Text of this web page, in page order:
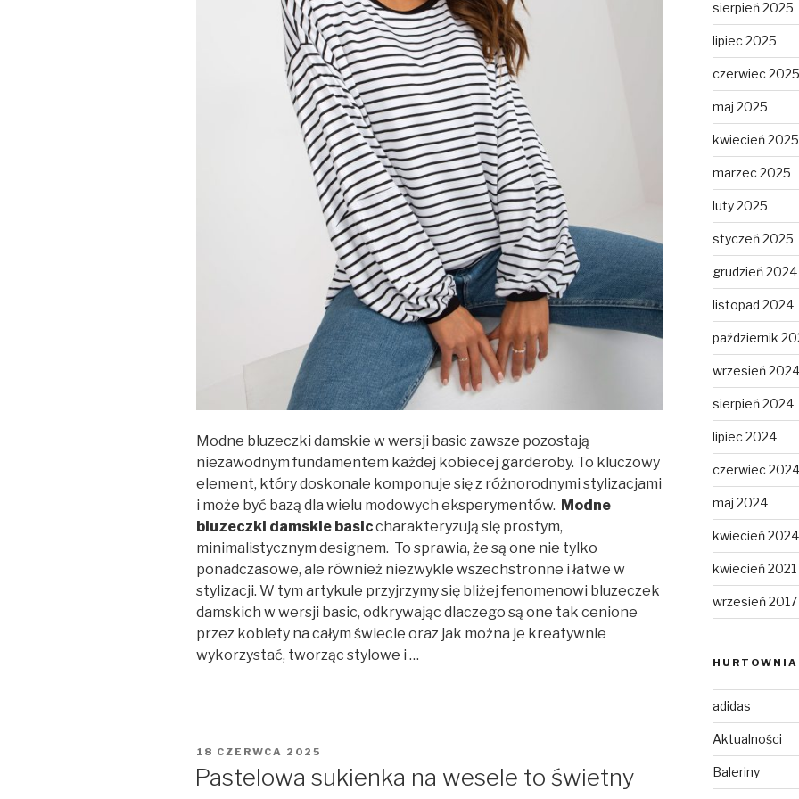
Modne bluzeczki damskie w wersji basic zawsze pozostają
niezawodnym fundamentem każdej kobiecej garderoby. To kluczowy
element, który doskonale komponuje się z różnorodnymi stylizacjami
i może być bazą dla wielu modowych eksperymentów. Modne
bluzeczki damskie basiccharakteryzują się prostym,
minimalistycznym designem. To sprawia, że są one nie tylko
ponadczasowe, ale również niezwykle wszechstronne i łatwe w
stylizacji. W tym artykule przyjrzymy się bliżej fenomenowi bluzeczek
damskich w wersji basic, odkrywając dlaczego są one tak cenione
przez kobiety na całym świecie oraz jak można je kreatywnie
wykorzystać, tworząc stylowe i …
OPUBLIKOWANE
18 CZERWCA 2025
Pastelowa sukienka na wesele to świetny
sierpień 2025
lipiec 2025
czerwiec 2025
maj 2025
kwiecień 2025
marzec 2025
luty 2025
styczeń 2025
grudzień 2024
listopad 2024
październik
wrzesień 2024
sierpień 2024
lipiec 2024
czerwiec 2024
maj 2024
kwiecień 2024
kwiecień 2021
wrzesień 2017
adidas
Aktualności
Baleriny